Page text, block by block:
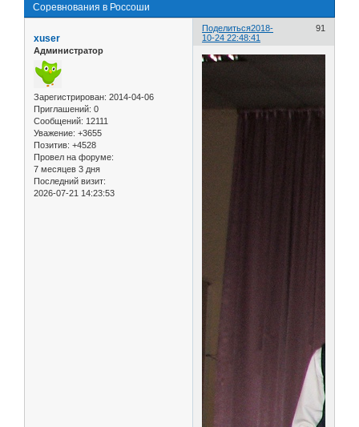
Соревнования в Россоши
Поделиться 91
2018-
10-24 22:48:41
xuser
Администратор
Зарегистрирован: 2014-04-06
Приглашений: 0
Сообщений: 12111
Уважение: +3655
Позитив: +4528
Провел на форуме:
7 месяцев 3 дня
Последний визит:
2026-07-21 14:23:53